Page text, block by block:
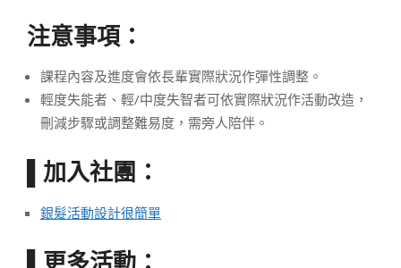
注意事項：
課程內容及進度會依長輩實際狀況作彈性調整。
輕度失能者、輕/中度失智者可依實際狀況作活動改造，
刪減步驟或調整難易度，需旁人陪伴。
加入社團：
銀髮活動設計很簡單
更多活動：